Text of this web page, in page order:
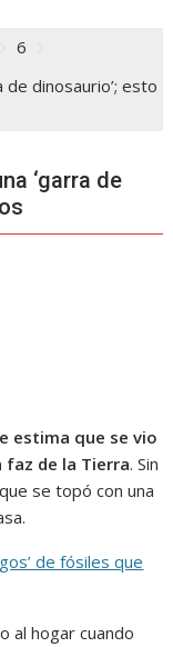
6
de dinosaurio’; esto
‘garra de
estima que se vio
faz de la Tierra. Sin
se topó con una
de fósiles que
al hogar cuando